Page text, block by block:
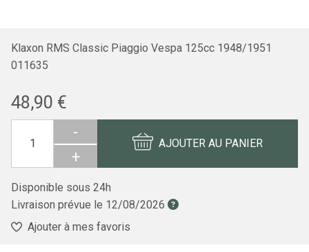
Klaxon RMS Classic Piaggio Vespa 125cc 1948/1951
011635
48,90 €
-
+
AJOUTER AU PANIER
Disponible sous 24h
Livraison prévue le 12/08/2026
Ajouter à mes favoris